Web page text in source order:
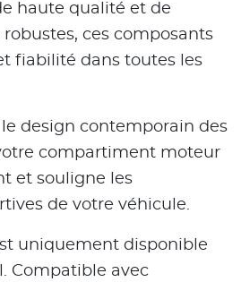
haute qualité et de
ces composants
fiabilité dans toutes les
design contemporain des
compartiment moteur
et souligne les
de votre véhicule.
uniquement disponible
Compatible avec